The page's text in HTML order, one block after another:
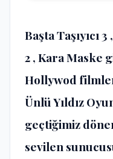
Başta Taşıyıcı
2 , Kara Maske
Hollywod
Ünlü Yıldız
geçtiğimiz
sevilen